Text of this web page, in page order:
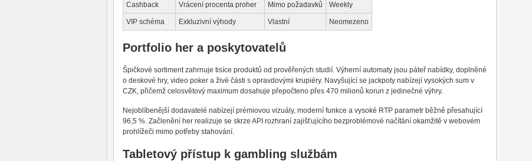
Cashback Vrácení procenta proher Mimo požadavků Weekly
VIP schéma Exkluzivní výhody Vlastní Neomezeno
Portfolio her a poskytovatelů
Špičkové sortiment zahrnuje tisíce produktů od prověřených studií. Výherní automaty jsou páteř nabídky, doplněné
o deskové hry, video poker a živé části s opravdovými krupiéry. Navyšující se jackpoty nabízejí vysokých sum v
CZK, přičemž celosvětový maximum dosahuje přepočteno přes 470 milionů korun z jedinečné výhry.
Nejoblíbenější dodavatelé nabízejí prémiovou vizuály, moderní funkce a vysoké RTP parametr běžně přesahující
96,5 %. Začlenění her realizuje se skrze API rozhraní zajišťujícího bezproblémové načítání okamžitě v webovém
prohlížeči mimo potřeby stahování.
Tabletový přístup k gambling službám